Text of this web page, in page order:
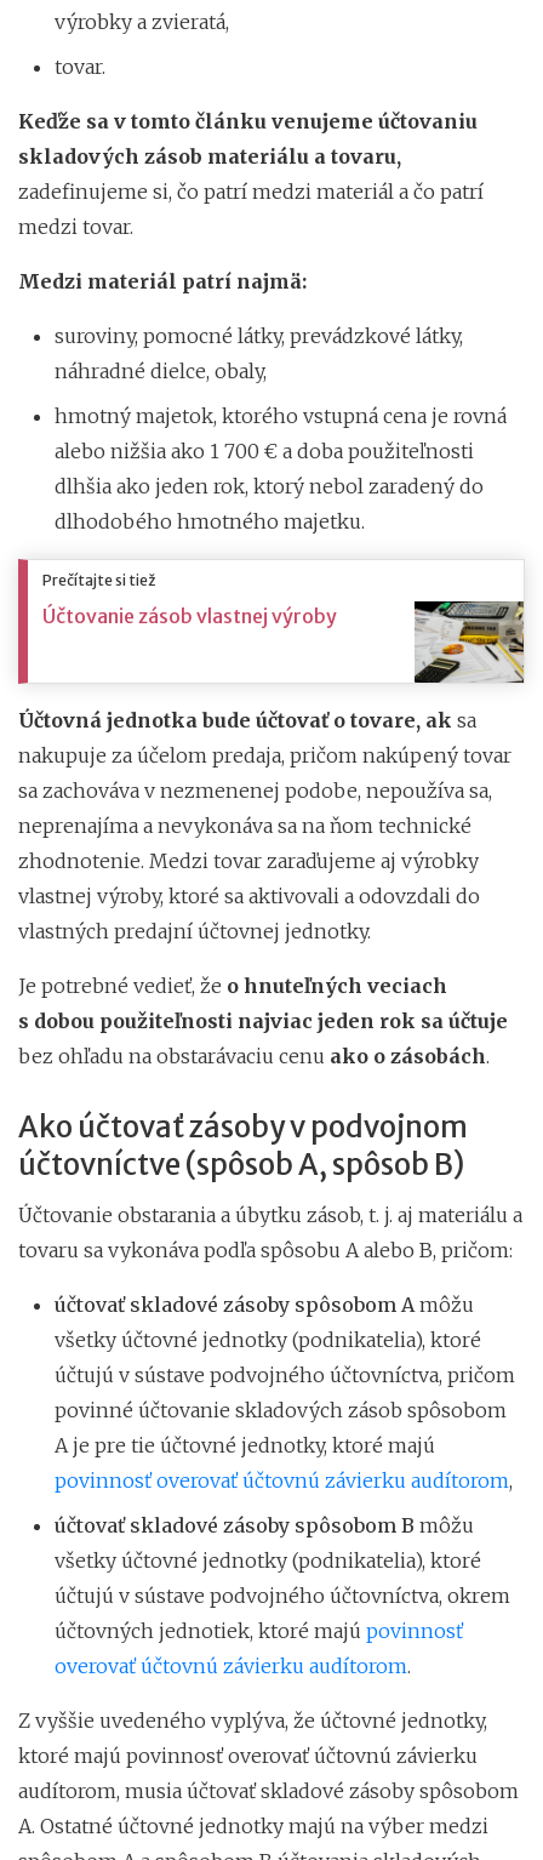
výrobky a zvieratá,
tovar.
Keďže sa v tomto článku venujeme účtovaniu
skladových zásob materiálu a tovaru,
zadefinujeme si, čo patrí medzi materiál a čo patrí
medzi tovar.
Medzi materiál patrí najmä:
suroviny, pomocné látky, prevádzkové látky,
náhradné dielce, obaly,
hmotný majetok, ktorého vstupná cena je rovná
alebo nižšia ako 1 700 € a doba použiteľnosti
dlhšia ako jeden rok, ktorý nebol zaradený do
dlhodobého hmotného majetku.
Prečítajte si tiež
Účtovanie zásob vlastnej výroby
Účtovná jednotka bude účtovať o tovare, ak sa
nakupuje za účelom predaja, pričom nakúpený tovar
sa zachováva v nezmenenej podobe, nepoužíva sa,
neprenajíma a nevykonáva sa na ňom technické
zhodnotenie. Medzi tovar zaraďujeme aj výrobky
vlastnej výroby, ktoré sa aktivovali a odovzdali do
vlastných predajní účtovnej jednotky.
Je potrebné vedieť, že o hnuteľných veciach
s dobou použiteľnosti najviac jeden rok sa účtuje
bez ohľadu na obstarávaciu cenu ako o zásobách.
Ako účtovať zásoby v podvojnom
účtovníctve (spôsob A, spôsob B)
Účtovanie obstarania a úbytku zásob, t. j. aj materiálu a
tovaru sa vykonáva podľa spôsobu A alebo B, pričom:
účtovať skladové zásoby spôsobom A môžu
všetky účtovné jednotky (podnikatelia), ktoré
účtujú v sústave podvojného účtovníctva, pričom
povinné účtovanie skladových zásob spôsobom
A je pre tie účtovné jednotky, ktoré majú
povinnosť overovať účtovnú závierku audítorom,
účtovať skladové zásoby spôsobom B môžu
všetky účtovné jednotky (podnikatelia), ktoré
účtujú v sústave podvojného účtovníctva, okrem
účtovných jednotiek, ktoré majú povinnosť
overovať účtovnú závierku audítorom.
Z vyššie uvedeného vyplýva, že účtovné jednotky,
ktoré majú povinnosť overovať účtovnú závierku
audítorom, musia účtovať skladové zásoby spôsobom
A. Ostatné účtovné jednotky majú na výber medzi